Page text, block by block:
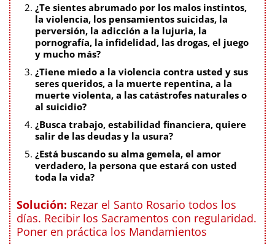
¿Te sientes abrumado por los malos instintos,
la violencia, los pensamientos suicidas, la
perversión, la adicción a la lujuria, la
pornografía, la infidelidad, las drogas, el juego
y mucho más?
¿Tiene miedo a la violencia contra usted y sus
seres queridos, a la muerte repentina, a la
muerte violenta, a las catástrofes naturales o
al suicidio?
¿Busca trabajo, estabilidad financiera, quiere
salir de las deudas y la usura?
¿Está buscando su alma gemela, el amor
verdadero, la persona que estará con usted
toda la vida?
Solución: Rezar el Santo Rosario todos los
días. Recibir los Sacramentos con regularidad.
Poner en práctica los Mandamientos